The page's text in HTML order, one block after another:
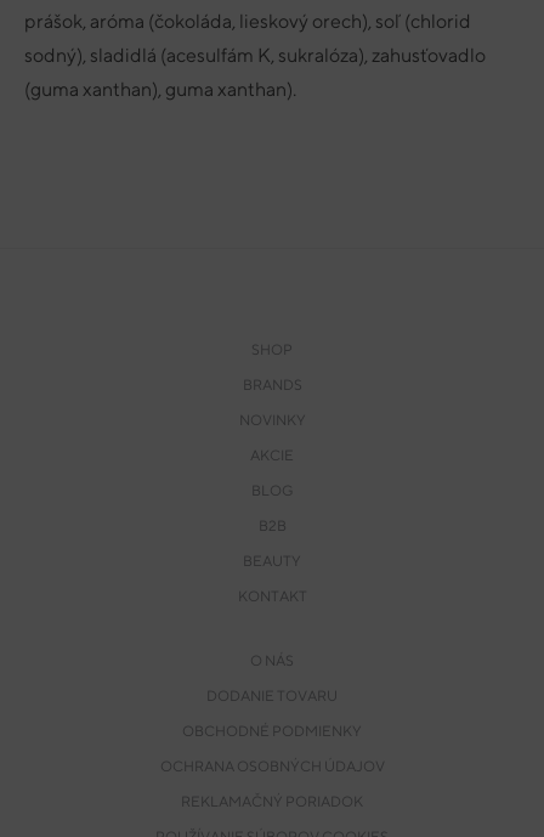
prášok, aróma (čokoláda, lieskový orech), soľ (chlorid
sodný), sladidlá (acesulfám K, sukralóza), zahusťovadlo
(guma xanthan), guma xanthan).
SHOP
BRANDS
NOVINKY
AKCIE
BLOG
B2B
BEAUTY
KONTAKT
O NÁS
DODANIE TOVARU
OBCHODNÉ PODMIENKY
OCHRANA OSOBNÝCH ÚDAJOV
REKLAMAČNÝ PORIADOK